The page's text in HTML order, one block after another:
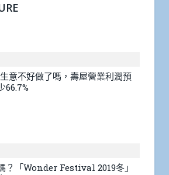
意不好做了嗎，壽屋營業利潤預
66.7%
？「Wonder Festival 2019冬」